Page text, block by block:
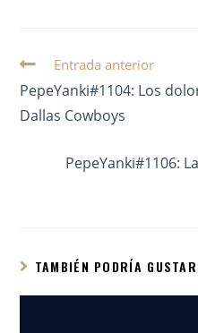
Entrada anterior
PepeYanki#1104: Los
Dallas Cowboys
PepeYanki#1106:
TAMBIÉN PODRÍA